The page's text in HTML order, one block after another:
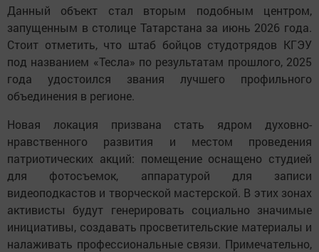
Данный объект стал вторым подобным центром,
запущенным в столице Татарстана за июнь 2026 года.
Стоит отметить, что штаб бойцов студотрядов КГЭУ
под названием «Тесла» по результатам прошлого, 2025
года удостоился звания лучшего профильного
объединения в регионе.
Новая локация призвана стать ядром духовно-
нравственного развития и местом проведения
патриотических акций: помещение оснащено студией
для фотосъемок, аппаратурой для записи
видеоподкастов и творческой мастерской. В этих зонах
активисты будут генерировать социально значимые
инициативы, создавать просветительские материалы и
налаживать профессиональные связи. Примечательно,